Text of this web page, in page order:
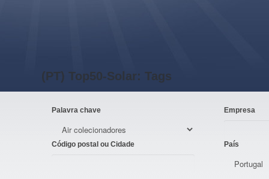
(PT) Top50-Solar: Tags
Palavra chave Empresa
Código postal ou Cidade País